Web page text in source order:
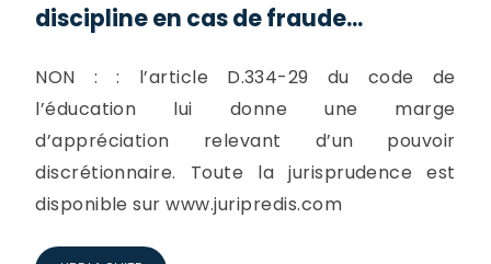
discipline en cas de fraude...
NON : : l’article D.334-29 du code de
l’éducation lui donne une marge
d’appréciation relevant d’un pouvoir
discrétionnaire. Toute la jurisprudence est
disponible sur www.juripredis.com